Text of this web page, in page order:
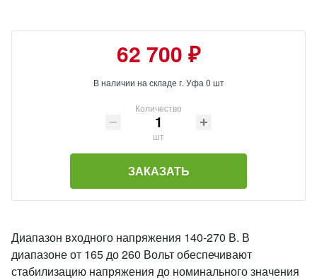
62 700 ₽
В наличии на складе г. Уфа 0 шт
Количество
шт
ЗАКАЗАТЬ
Диапазон входного напряжения 140-270 В. В
диапазоне от 165 до 260 Вольт обеспечивают
стабилизацию напряжения до номинального значения